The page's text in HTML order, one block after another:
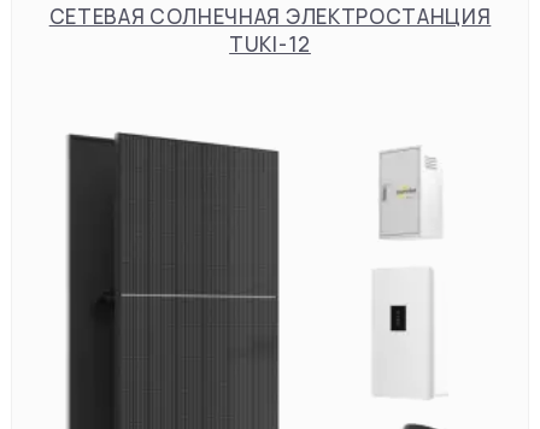
СЕТЕВАЯ СОЛНЕЧНАЯ ЭЛЕКТРОСТАНЦИЯ
TUKI-12